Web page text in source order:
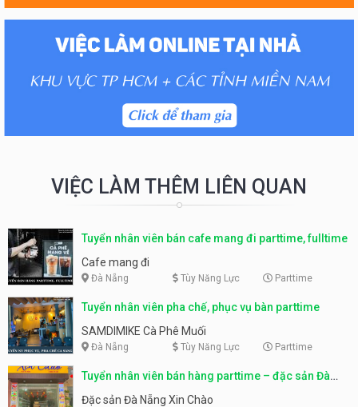
VIỆC LÀM THÊM LIÊN QUAN
Tuyển nhân viên bán cafe mang đi parttime, fulltime
Cafe mang đi
Đà Nẵng Tùy Năng Lực Parttime
Tuyển nhân viên pha chế, phục vụ bàn parttime
SAMDIMIKE Cà Phê Muối
Đà Nẵng Tùy Năng Lực Parttime
Tuyển nhân viên bán hàng parttime – đặc sản Đà
Nẵng
Đặc sản Đà Nẵng Xin Chào